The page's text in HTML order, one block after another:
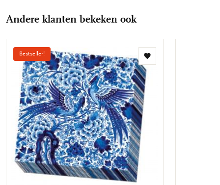
Andere klanten bekeken ook
Bestseller!
Toevoegen
aan